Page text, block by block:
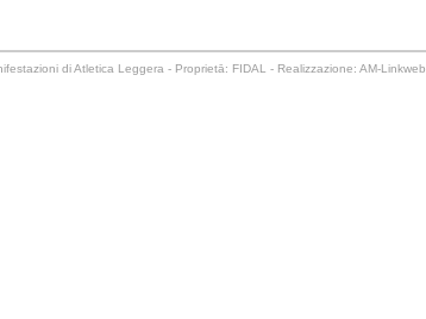
di Atletica Leggera - Proprietā: FIDAL - Realizzazione: AM-Linkweb